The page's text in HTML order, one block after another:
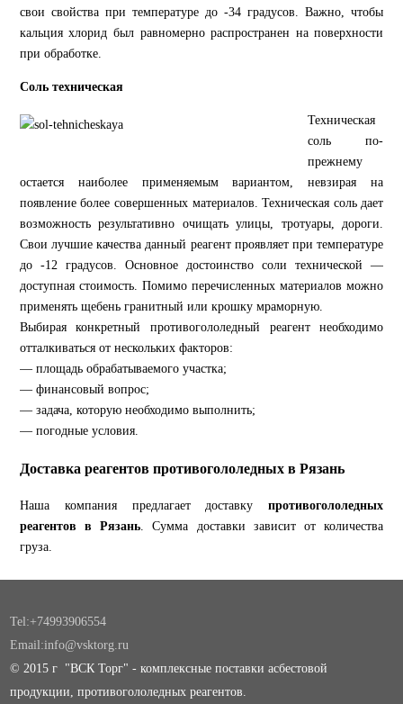
свои свойства при температуре до -34 градусов. Важно, чтобы
кальция хлорид был равномерно распространен на поверхности
при обработке.
Соль техническая
Техническая
соль по-
прежнему
остается наиболее применяемым вариантом, невзирая на
появление более совершенных материалов. Техническая соль дает
возможность результативно очищать улицы, тротуары, дороги.
Свои лучшие качества данный реагент проявляет при температуре
до -12 градусов. Основное достоинство соли технической —
доступная стоимость. Помимо перечисленных материалов можно
применять щебень гранитный или крошку мраморную.
Выбирая конкретный противогололедный реагент необходимо
отталкиваться от нескольких факторов:
— площадь обрабатываемого участка;
— финансовый вопрос;
— задача, которую необходимо выполнить;
— погодные условия.
Доставка реагентов противогололедных в Рязань
Наша компания предлагает доставкупротивогололедных
реагентов в Рязань. Сумма доставки зависит от количества
груза.
Tel:+74993906554
Email:info@vsktorg.ru
© 2015 г "ВСК Торг" - комплексные поставки асбестовой
продукции, противогололедных реагентов.